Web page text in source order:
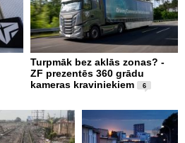
Turpmāk bez aklās zonas? -
ZF prezentēs 360 grādu
kameras kraviniekiem
6